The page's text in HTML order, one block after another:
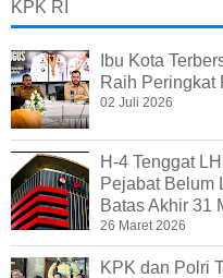
KPK RI
Ibu Kota
Raih Peringkat
02 Juli 2026
H-4 Tenggat
Pejabat Belum
Batas Akhir 31
26 Maret 2026
KPK dan Polri